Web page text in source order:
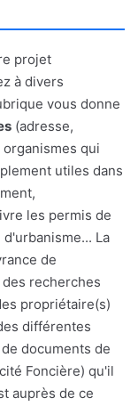
projet
à divers
vous donne
(adresse,
qui
utiles dans
les permis de
La
de
recherches
propriétaire(s)
différentes
documents de
Foncière) qu'il
auprès de ce